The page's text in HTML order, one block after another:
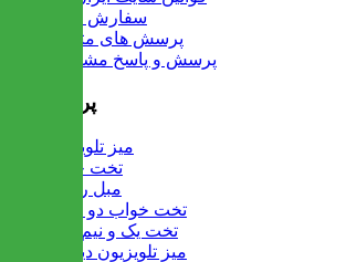
سفارش عمده
پرسش های متداول
پرسش و پاسخ مشتریان
پرفروش ها
میز تلویزیون
تخت خواب
مبل راحتی
تخت خواب دو طبقه
تخت یک و نیم نفره
میز تلویزیون دیواری